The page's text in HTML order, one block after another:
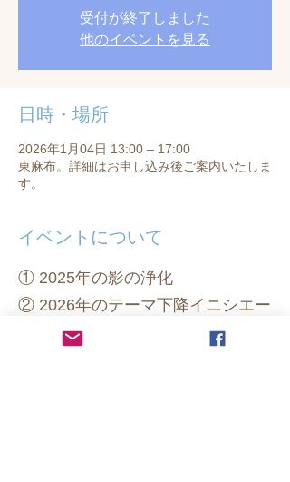
受付が終了しました
他のイベントを見る
日時・場所
2026年1月04日 13:00 – 17:00
東麻布。詳細はお申し込み後ご案内いたしま
す。
イベントについて
① 2025年の影の浄化
② 2026年のテーマ下降イニシエー
ション